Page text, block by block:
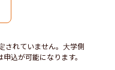
されていません。大学側
込が可能になります。